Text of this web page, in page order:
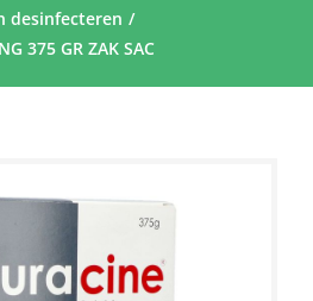
desinfecteren
375 GR ZAK SAC